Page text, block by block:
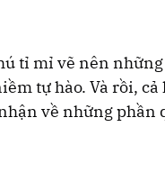
tỉ mỉ vẽ nên
tự hào. Và rồi,
về những phần